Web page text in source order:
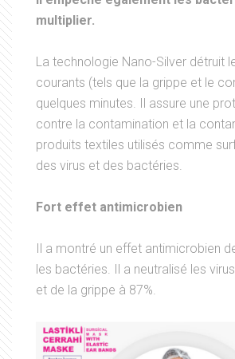
multiplier.
La technologie Nano-Silver détruit
courants (tels que la grippe et le
quelques minutes. Il assure une
contre la contamination et la
produits textiles utilisés comme
des virus et des bactéries.
Fort effet antimicrobien
Il a montré un effet antimicrobien
les bactéries. Il a neutralisé les
et de la grippe à 87%.